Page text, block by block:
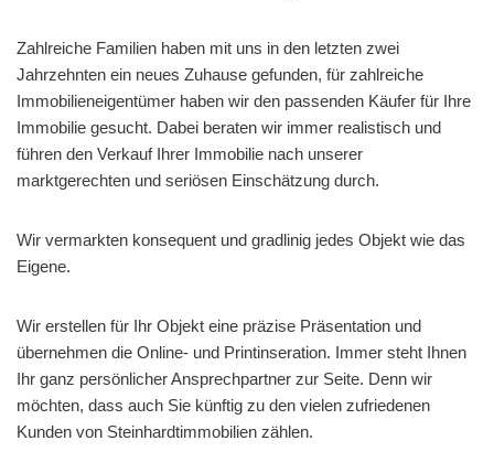
Zahlreiche Familien haben mit uns in den letzten zwei
Jahrzehnten ein neues Zuhause gefunden, für zahlreiche
Immobilieneigentümer haben wir den passenden Käufer für Ihre
Immobilie gesucht. Dabei beraten wir immer realistisch und
führen den Verkauf Ihrer Immobilie nach unserer
marktgerechten und seriösen Einschätzung durch.
Wir vermarkten konsequent und gradlinig jedes Objekt wie das
Eigene.
Wir erstellen für Ihr Objekt eine präzise Präsentation und
übernehmen die Online- und Printinseration. Immer steht Ihnen
Ihr ganz persönlicher Ansprechpartner zur Seite. Denn wir
möchten, dass auch Sie künftig zu den vielen zufriedenen
Kunden von Steinhardtimmobilien zählen.